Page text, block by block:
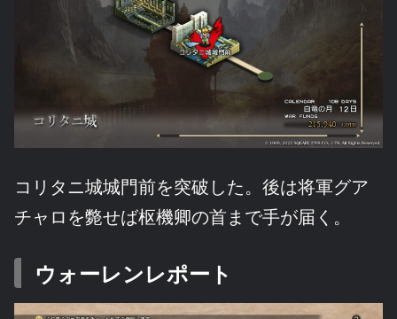
コリタニ城城門前を突破した。後は将軍グア
チャロを斃せば枢機卿の首まで手が届く。
ウォーレンレポート